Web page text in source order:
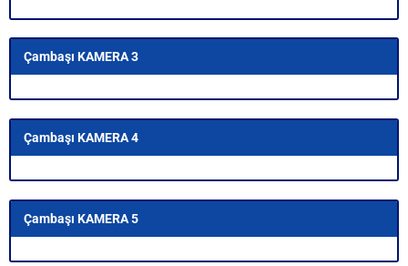
Çambaşı KAMERA 3
Çambaşı KAMERA 4
Çambaşı KAMERA 5